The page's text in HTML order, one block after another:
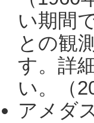
い期間
との観
す。詳
い。（
アメダ